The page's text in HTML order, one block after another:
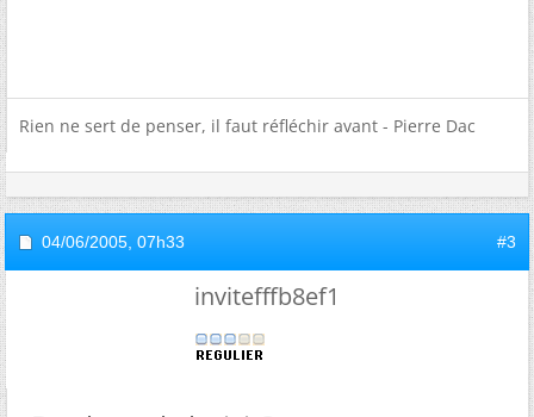
Rien ne sert de penser, il faut réfléchir avant - Pierre Dac
04/06/2005, 07h33 #3
invitefffb8ef1